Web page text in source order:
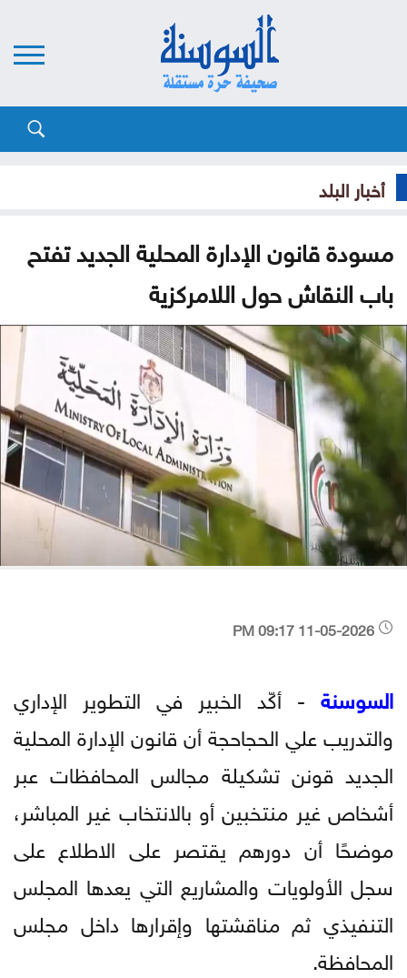
أخبار البلد
مسودة قانون الإدارة المحلية الجديد تفتح
باب النقاش حول اللامركزية
السوسنة - أكّد الخبير في التطوير الإداري
والتدريب علي الحجاحجة أن قانون الإدارة المحلية
الجديد قونن تشكيلة مجالس المحافظات عبر
أشخاص غير منتخبين أو بالانتخاب غير المباشر،
موضحًا أن دورهم يقتصر على الاطلاع على
سجل الأولويات والمشاريع التي يعدها المجلس
التنفيذي ثم مناقشتها وإقرارها داخل مجلس
المحافظة.